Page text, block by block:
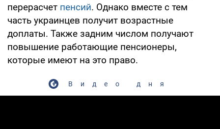
перерасчет пенсий. Однако вместе с тем
часть украинцев получит возрастные
доплаты. Также задним числом получают
повышение работающие пенсионеры,
которые имеют на это право.
Видео дня